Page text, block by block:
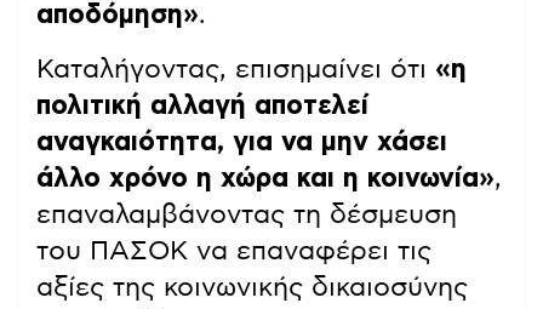
αποδόμηση».
Καταλήγοντας, επισημαίνει ότι «η
πολιτική αλλαγή αποτελεί
αναγκαιότητα, για να μην χάσει
άλλο χρόνο η χώρα και η κοινωνία»,
επαναλαμβάνοντας τη δέσμευση
του ΠΑΣΟΚ να επαναφέρει τις
αξίες της κοινωνικής δικαιοσύνης